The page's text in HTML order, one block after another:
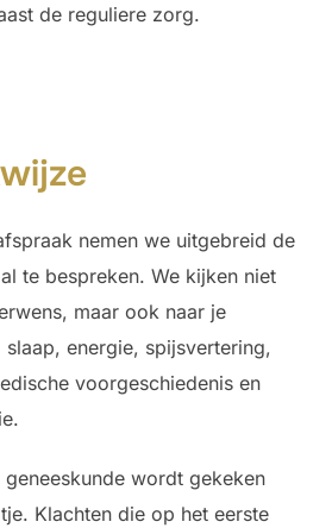
de reguliere zorg.
nemen we uitgebreid de
te bespreken. We kijken niet
maar ook naar je
slaap, energie, spijsvertering,
voorgeschiedenis en
geneeskunde wordt gekeken
Klachten die op het eerste